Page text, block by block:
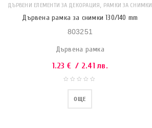
ДЪРВЕНИ ЕЛЕМЕНТИ ЗА ДЕКОРАЦИЯ, РАМКИ ЗА СНИМКИ
Дървена рамка за снимки 130/140 mm
803251
Дървена рамка
1.23 € / 2.41 лв.
ОЩЕ